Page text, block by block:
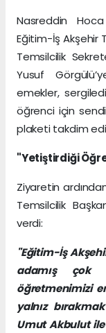
Nasreddin
Eğitim-İş Akşehir
Temsilcilik
Yusuf
emekler,
öğrenci için
plaketi takdim
"Yetiştirdiği
Ziyaretin
Temsilcilik
verdi:
"Eğitim-İş
adamış çok
öğretmenimizi
yalnız
Umut Akbulut